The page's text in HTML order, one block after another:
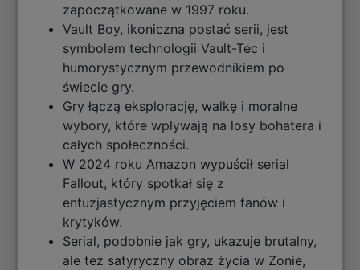
zapoczątkowane w 1997 roku.
Vault Boy, ikoniczna postać serii, jest
symbolem technologii Vault-Tec i
humorystycznym przewodnikiem po
świecie gry.
Gry łączą eksplorację, walkę i moralne
wybory, które wpływają na losy bohatera i
całych społeczności.
W 2024 roku Amazon wypuścił serial
Fallout, który spotkał się z
entuzjastycznym przyjęciem fanów i
krytyków.
Serial, podobnie jak gry, ukazuje brutalny,
ale też satyryczny obraz życia w Zonie,